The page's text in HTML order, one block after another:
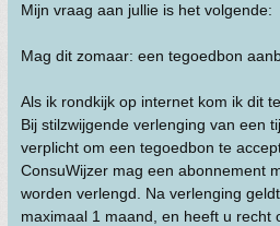
Mijn vraag aan jullie is het volgende:
Mag dit zomaar: een tegoedbon
Als ik rondkijk op internet kom ik dit
Bij stilzwijgende verlenging van een
verplicht om een tegoedbon te
ConsuWijzer mag een abonnement
worden verlengd. Na verlenging
maximaal 1 maand, en heeft u recht